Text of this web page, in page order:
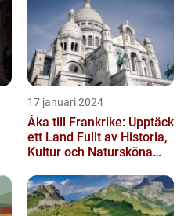
17 januari 2024
Åka till Frankrike: Upptäck
ett Land Fullt av Historia,
Kultur och Natursköna